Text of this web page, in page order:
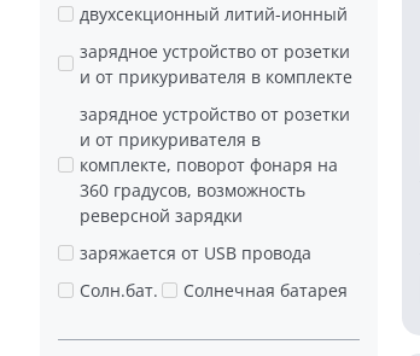
двухсекционный литий-ионный
зарядное устройство от розетки
и от прикуривателя в комплекте
зарядное устройство от розетки
и от прикуривателя в
комплекте, поворот фонаря на
360 градусов, возможность
реверсной зарядки
заряжается от USB провода
Солн.бат.
Солнечная батарея